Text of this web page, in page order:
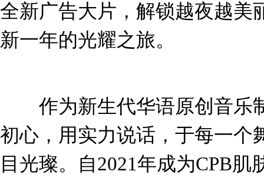
全新广告大片，解锁越夜越美
新一年的光耀之旅。
作为新生代华语原创音乐
初心，用实力说话，于每一个
目光璨。自2021年成为CPB